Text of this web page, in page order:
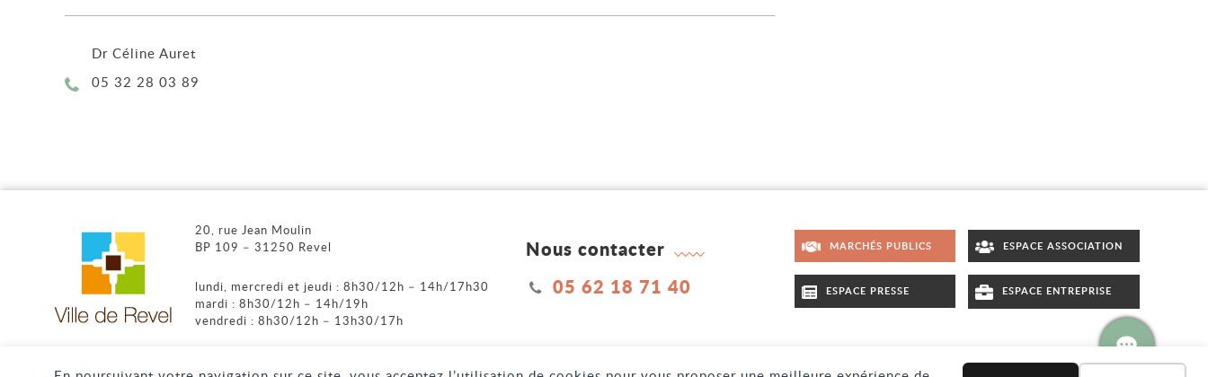
Dr Céline Auret
Téléphone :
05 32 28 03 89
20, rue Jean Moulin
BP 109 – 31250 Revel
lundi, mercredi et jeudi : 8h30/12h – 14h/17h30
mardi : 8h30/12h – 14h/19h
vendredi : 8h30/12h – 13h30/17h
Nous contacter
05 62 18 71 40
MARCHÉS PUBLICS ESPACE ASSOCIATION
ESPACE PRESSE ESPACE ENTREPRISE